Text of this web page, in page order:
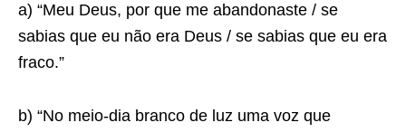
a) “Meu Deus, por que me abandonaste / se
sabias que eu não era Deus / se sabias que eu era
fraco.”
b) “No meio-dia branco de luz uma voz que